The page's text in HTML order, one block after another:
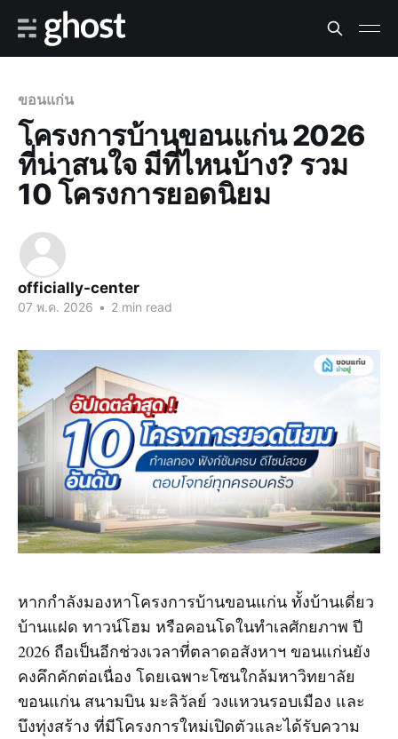
ขอนแก่น
โครงการบ้านขอนแก่น 2026
ที่น่าสนใจ มีที่ไหนบ้าง? รวม
10 โครงการยอดนิยม
officially-center
07 พ.ค. 2026 • 2 min read
หากกำลังมองหาโครงการบ้านขอนแก่น ทั้งบ้านเดี่ยว
บ้านแฝด ทาวน์โฮม หรือคอนโดในทำเลศักยภาพ ปี
2026 ถือเป็นอีกช่วงเวลาที่ตลาดอสังหาฯ ขอนแก่นยัง
คงคึกคักต่อเนื่อง โดยเฉพาะโซนใกล้มหาวิทยาลัย
ขอนแก่น สนามบิน มะลิวัลย์ วงแหวนรอบเมือง และ
บึงทุ่งสร้าง ที่มีโครงการใหม่เปิดตัวและได้รับความ